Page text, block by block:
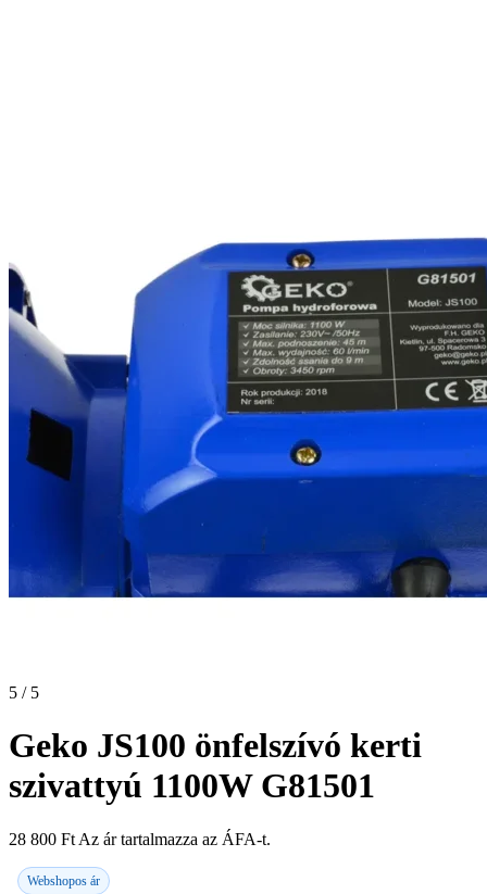
5 / 5
Geko JS100 önfelszívó kerti
szivattyú 1100W G81501
28 800 Ft Az ár tartalmazza az ÁFA-t.
Webshopos ár